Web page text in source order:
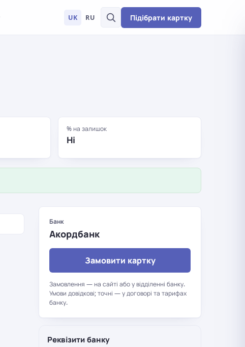
UK RU Підібрати картку
% на залишок
Ні
Банк
Акордбанк
Замовити картку
Замовлення — на сайті або у відділенні банку.
Умови довідкові; точні — у договорі та тарифах
банку.
Реквізити банку